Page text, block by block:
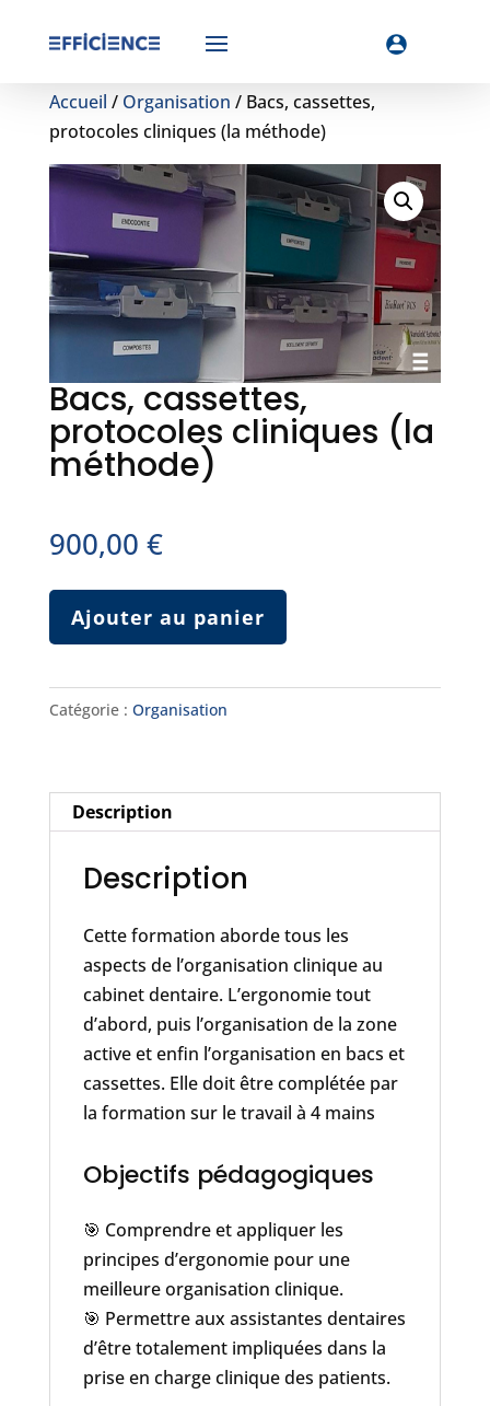
Accueil / Organisation / Bacs, cassettes,
protocoles cliniques (la méthode)
Bacs, cassettes,
protocoles cliniques (la
méthode)
900,00 €
cassettes,
protocoles
méthode)
Ajouter au panier
Catégorie : Organisation
Description
Description
Cette formation aborde tous les
aspects de l’organisation clinique au
cabinet dentaire. L’ergonomie tout
d’abord, puis l’organisation de la zone
active et enfin l’organisation en bacs et
cassettes. Elle doit être complétée par
la formation sur le travail à 4 mains
Objectifs pédagogiques
🎯 Comprendre et appliquer les
principes d’ergonomie pour une
meilleure organisation clinique.
🎯 Permettre aux assistantes dentaires
d’être totalement impliquées dans la
prise en charge clinique des patients.